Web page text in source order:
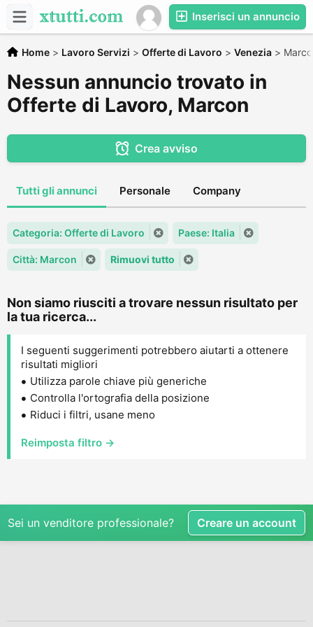
Inserisci un annuncio
Home > Lavoro Servizi > Offerte di Lavoro > Venezia >
Nessun annuncio trovato in
Offerte di Lavoro, Marcon
Crea avviso
Tutti gli annunci Personale Company
Categoria: Offerte di Lavoro Paese: Italia
Città: Marcon Rimuovi tutto
Non siamo riusciti a trovare nessun risultato per
la tua ricerca...
I seguenti suggerimenti potrebbero aiutarti a ottenere
risultati migliori
Utilizza parole chiave più generiche
Controlla l'ortografia della posizione
Riduci i filtri, usane meno
Reimposta filtro →
Sei un venditore professionale? Creare un account